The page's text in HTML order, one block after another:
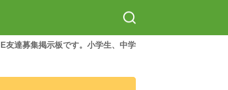
友達募集掲示板です。小学生、中学